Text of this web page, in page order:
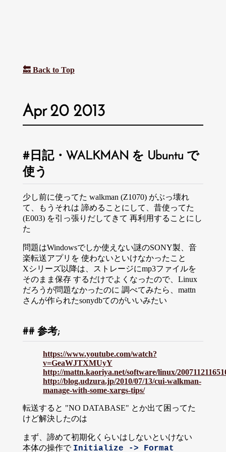
🔙 Back to Top
Apr 20 2013
日記・WALKMAN を Ubuntu で
使う
少し前に使ってた walkman (Z1070) がぶっ壊れ
て、もうそれは 諦めることにして、昔使ってた
(E003) を引っ張りだしてきて 再利用することにし
た
問題はWindowsでしか使えない謎のSONY製、音
楽転送アプリを 使わないといけなかったこと
Xシリーズ以降は、ストレージにmp3ファイルを
そのまま保存 するだけでよくなったので、Linux
だろうが問題なかったのに 調べてみたら、mattn
さんが作られたsonydbてのがいいみたい
参考;
https://www.youtube.com/watch?
v=GeaWJTXMUyY
http://mattn.kaoriya.net/software/linux/
http://blog.udzura.jp/2010/07/13/cui-walkman-
manage-with-some-xargs-tips/
転送すると "NO DATABASE" とか出て困ってた
けど解決したのは
まず、諦めて初期化くらいはしないといけない
本体の操作で Initialize -> Format